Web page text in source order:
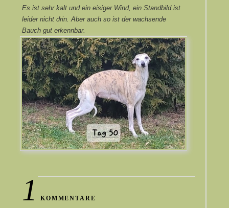
Es ist sehr kalt und ein eisiger Wind, ein Standbild ist
leider nicht drin. Aber auch so ist der wachsende
Bauch gut erkennbar.
1 KOMMENTARE